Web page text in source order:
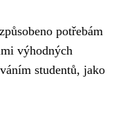
potřebám
výhodných
studentů, jako